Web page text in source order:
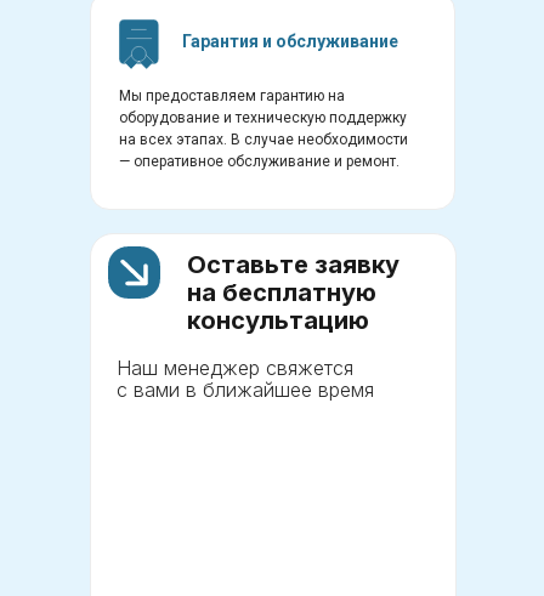
Гарантия и обслуживание
Мы предоставляем гарантию на
оборудование и техническую поддержку
на всех этапах. В случае необходимости
— оперативное обслуживание и ремонт.
Наш менеджер свяжется
с вами в ближайшее время
Оставьте заявку
на бесплатную
консультацию